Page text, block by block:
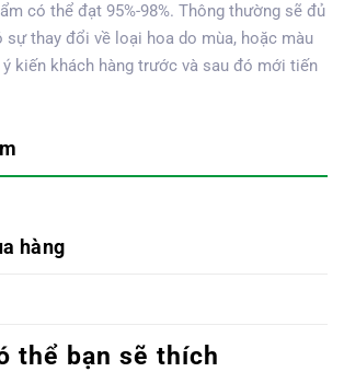
có thể đạt 95%-98%. Thông thường sẽ đủ
sự thay đổi về loại hoa do mùa, hoặc màu
kiến khách hàng trước và sau đó mới tiến
hàng
thể bạn sẽ thích